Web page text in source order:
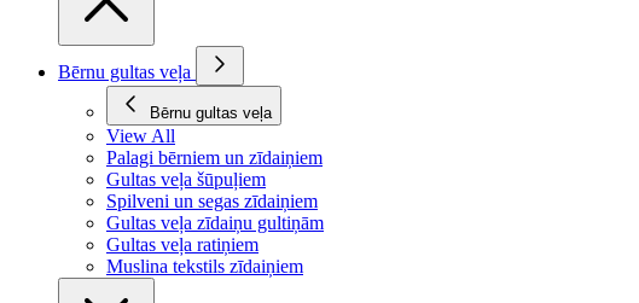
Bērnu gultas veļa
Bērnu gultas veļa
View All
Palagi bērniem un zīdaiņiem
Gultas veļa šūpuļiem
Spilveni un segas zīdaiņiem
Gultas veļa zīdaiņu gultiņām
Gultas veļa ratiņiem
Muslina tekstils zīdaiņiem